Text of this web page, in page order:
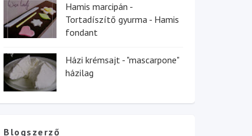
Hamis marcipán -
Tortadíszítő gyurma - Hamis
fondant
Házi krémsajt - "mascarpone"
házilag
Blogszerző